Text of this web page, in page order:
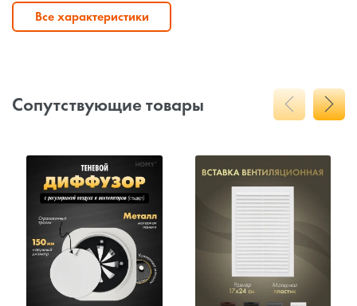
Все характеристики
Сопутствующие товары